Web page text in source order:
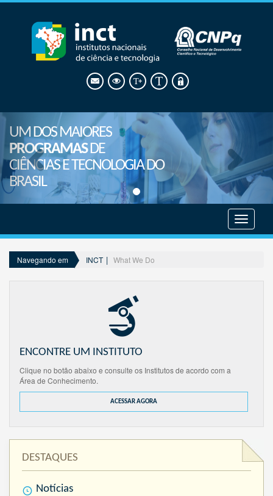
UM DOS MAIORES
PROGRAMASDE
CIÊNCIAS E TECNOLOGIA DO
BRASIL
menu
Navegando em INCT What We Do
ENCONTRE UM INSTITUTO
Clique no botão abaixo e consulte os Institutos de acordo com a
Área de Conhecimento.
ACESSAR AGORA
DESTAQUES
Notícias